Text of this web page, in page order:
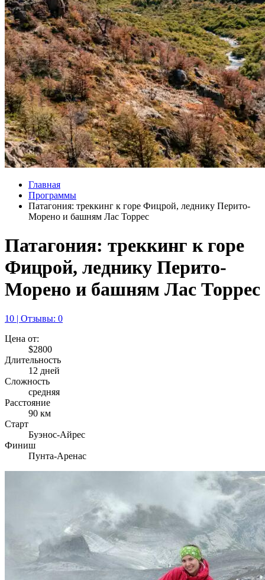
Главная
Программы
Патагония: треккинг к горе Фицрой, леднику Перито-
Морено и башням Лас Торрес
Патагония: треккинг к горе
Фицрой, леднику Перито-
Морено и башням Лас Торрес
10 | Отзывы: 0
Цена от:
$2800
Длительность
12 дней
Сложность
средняя
Расстояние
90 км
Старт
Буэнос-Айрес
Финиш
Пунта-Аренас